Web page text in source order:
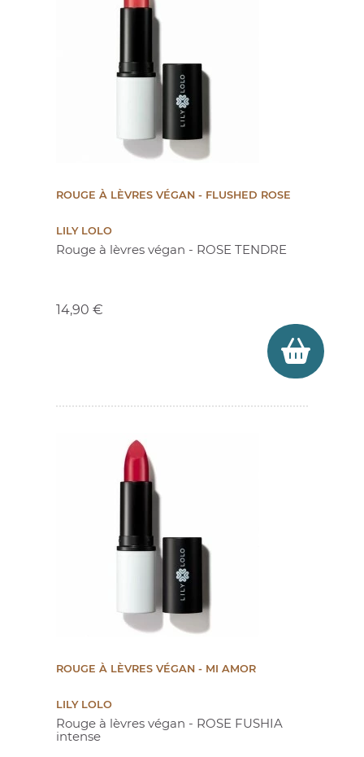
ROUGE À LÈVRES VÉGAN - FLUSHED ROSE
LILY LOLO
Rouge à lèvres végan - ROSE TENDRE
14,90 €
ROUGE À LÈVRES VÉGAN - MI AMOR
LILY LOLO
Rouge à lèvres végan - ROSE FUSHIA
intense